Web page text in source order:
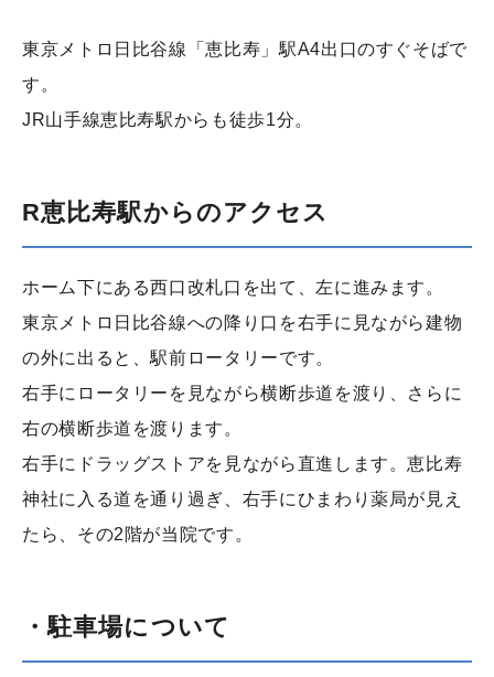
東京メトロ日比谷線「恵比寿」駅A4出口のすぐそばで
す。
JR山手線恵比寿駅からも徒歩1分。
R恵比寿駅からのアクセス
ホーム下にある西口改札口を出て、左に進みます。
東京メトロ日比谷線への降り口を右手に見ながら建物
の外に出ると、駅前ロータリーです。
右手にロータリーを見ながら横断歩道を渡り、さらに
右の横断歩道を渡ります。
右手にドラッグストアを見ながら直進します。恵比寿
神社に入る道を通り過ぎ、右手にひまわり薬局が見え
たら、その2階が当院です。
・駐車場について